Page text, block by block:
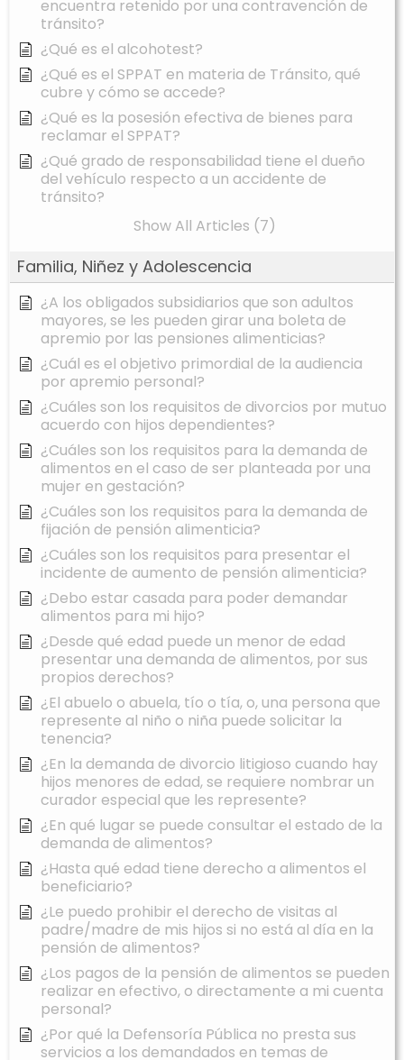
encuentra retenido por una contravención de
tránsito?
¿Qué es el alcohotest?
¿Qué es el SPPAT en materia de Tránsito, qué
cubre y cómo se accede?
¿Qué es la posesión efectiva de bienes para
reclamar el SPPAT?
¿Qué grado de responsabilidad tiene el dueño
del vehículo respecto a un accidente de
tránsito?
Show All Articles (7)
Familia, Niñez y Adolescencia
¿A los obligados subsidiarios que son adultos
mayores, se les pueden girar una boleta de
apremio por las pensiones alimenticias?
¿Cuál es el objetivo primordial de la audiencia
por apremio personal?
¿Cuáles son los requisitos de divorcios por mutuo
acuerdo con hijos dependientes?
¿Cuáles son los requisitos para la demanda de
alimentos en el caso de ser planteada por una
mujer en gestación?
¿Cuáles son los requisitos para la demanda de
fijación de pensión alimenticia?
¿Cuáles son los requisitos para presentar el
incidente de aumento de pensión alimenticia?
¿Debo estar casada para poder demandar
alimentos para mi hijo?
¿Desde qué edad puede un menor de edad
presentar una demanda de alimentos, por sus
propios derechos?
¿El abuelo o abuela, tío o tía, o, una persona que
represente al niño o niña puede solicitar la
tenencia?
¿En la demanda de divorcio litigioso cuando hay
hijos menores de edad, se requiere nombrar un
curador especial que les represente?
¿En qué lugar se puede consultar el estado de la
demanda de alimentos?
¿Hasta qué edad tiene derecho a alimentos el
beneficiario?
¿Le puedo prohibir el derecho de visitas al
padre/madre de mis hijos si no está al día en la
pensión de alimentos?
¿Los pagos de la pensión de alimentos se pueden
realizar en efectivo, o directamente a mi cuenta
personal?
¿Por qué la Defensoría Pública no presta sus
servicios a los demandados en temas de